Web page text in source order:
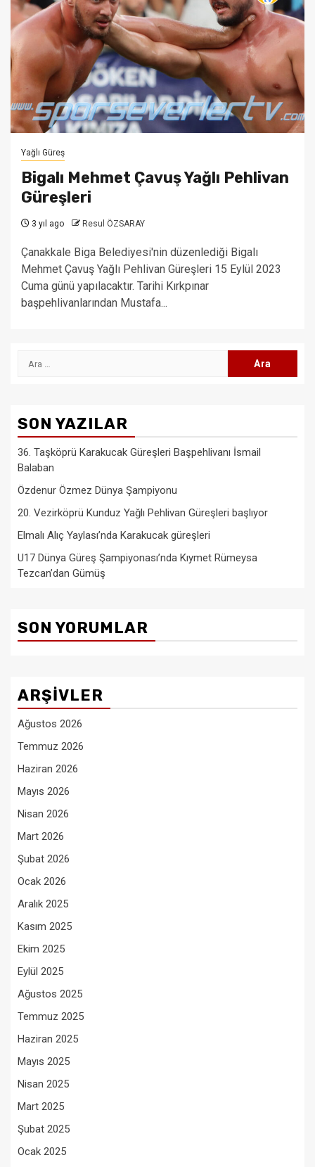
Yağlı Güreş
Bigalı Mehmet Çavuş Yağlı Pehlivan
Güreşleri
3 yıl ago Resul ÖZSARAY
Çanakkale Biga Belediyesi'nin düzenlediği Bigalı
Mehmet Çavuş Yağlı Pehlivan Güreşleri 15 Eylül 2023
Cuma günü yapılacaktır. Tarihi Kırkpınar
başpehlivanlarından Mustafa...
Arama:
SON YAZILAR
36. Taşköprü Karakucak Güreşleri Başpehlivanı İsmail
Balaban
Özdenur Özmez Dünya Şampiyonu
20. Vezirköprü Kunduz Yağlı Pehlivan Güreşleri başlıyor
Elmalı Alıç Yaylası’nda Karakucak güreşleri
U17 Dünya Güreş Şampiyonası’nda Kıymet Rümeysa
Tezcan’dan Gümüş
SON YORUMLAR
ARŞIVLER
Ağustos 2026
Temmuz 2026
Haziran 2026
Mayıs 2026
Nisan 2026
Mart 2026
Şubat 2026
Ocak 2026
Aralık 2025
Kasım 2025
Ekim 2025
Eylül 2025
Ağustos 2025
Temmuz 2025
Haziran 2025
Mayıs 2025
Nisan 2025
Mart 2025
Şubat 2025
Ocak 2025